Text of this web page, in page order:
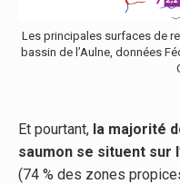
Les principales surfaces de
bassin de l’Aulne, données
Et pourtant, la majorité
saumon se situent sur
(74 % des zones